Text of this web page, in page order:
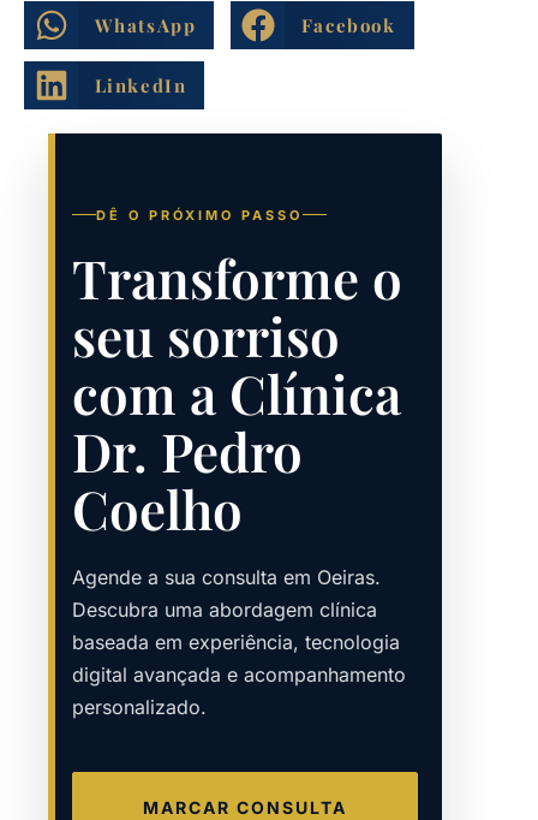
WhatsApp Facebook
LinkedIn
DÊ O PRÓXIMO PASSO
Transforme o
seu sorriso
com a Clínica
Dr. Pedro
Coelho
Agende a sua consulta em Oeiras.
Descubra uma abordagem clínica
baseada em experiência, tecnologia
digital avançada e acompanhamento
personalizado.
MARCAR CONSULTA